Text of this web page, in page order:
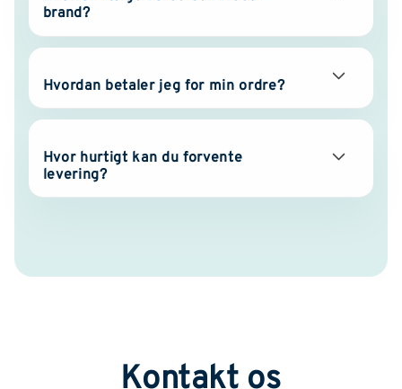
brand?
Hvordan betaler jeg for min ordre?
Hvor hurtigt kan du forvente
levering?
Kontakt os